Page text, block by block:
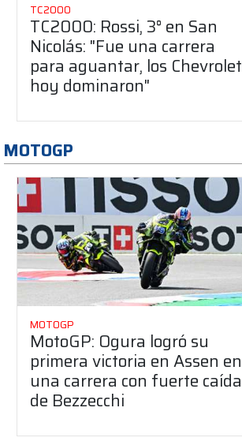
TC2000
TC2000: Rossi, 3° en San
Nicolás: "Fue una carrera
para aguantar, los Chevrolet
hoy dominaron"
MOTOGP
MOTOGP
MotoGP: Ogura logró su
primera victoria en Assen en
una carrera con fuerte caída
de Bezzecchi